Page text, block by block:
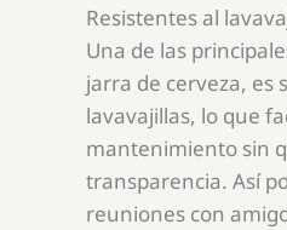
Resistentes al
Una de las
jarra de cerveza, es
lavavajillas, lo que
mantenimiento sin
transparencia. Así
reuniones con